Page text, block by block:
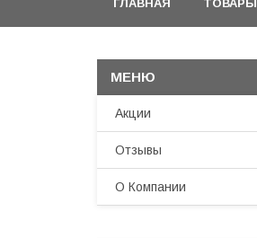
ГЛАВНАЯ ТОВАРЫ
Акции
Отзывы
О Компании